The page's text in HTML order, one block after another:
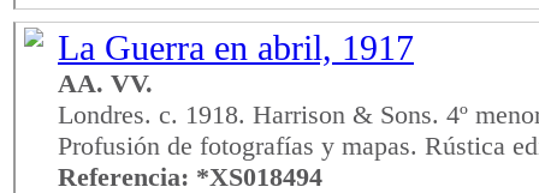
La Guerra en abril, 1917
AA. VV.
Londres. c. 1918. Harrison & Sons. 4º
Profusión de fotografías y mapas. Rústica
Referencia: *XS018494